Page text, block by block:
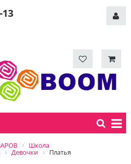
13
Школа
Девочки Платья